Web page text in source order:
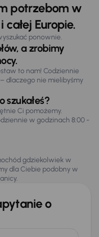
potrzebom w
Europie.
ponownie.
a zrobimy
to nam! Codziennie
dlaczego nie mielibyśmy
szukałeś?
Ci pomożemy.
w godzinach 8:00 -
gdziekolwiek w
dla Ciebie podobny w
o